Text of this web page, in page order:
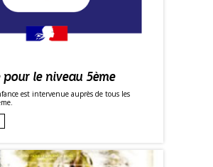
le niveau 5ème
est intervenue auprès de tous les